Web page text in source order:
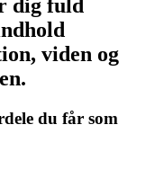
dig fuld
viden og
du får som